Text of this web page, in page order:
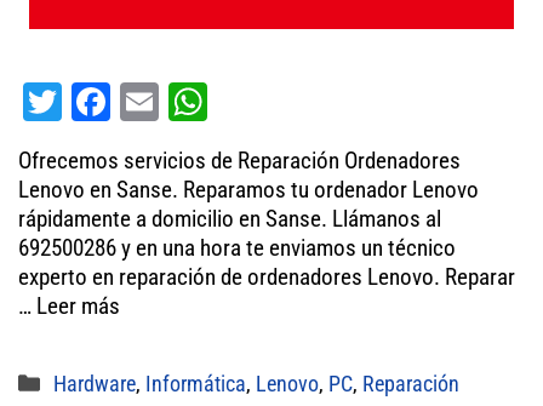
T
tt
er
Fa
bo
ok
E
m
ail
ha
ts
A
pp
Ofrecemos servicios de Reparación Ordenadores
Lenovo en Sanse. Reparamos tu ordenador Lenovo
rápidamente a domicilio en Sanse. Llámanos al
692500286 y en una hora te enviamos un técnico
experto en reparación de ordenadores Lenovo. Reparar
… Leer más
Categorías
Hardware, Informática, Lenovo, PC, Reparación